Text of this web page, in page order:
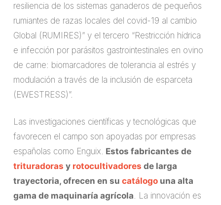
resiliencia de los sistemas ganaderos de pequeños
rumiantes de razas locales del covid-19 al cambio
Global (RUMIRES)” y el tercero “Restricción hídrica
e infección por parásitos gastrointestinales en ovino
de carne: biomarcadores de tolerancia al estrés y
modulación a través de la inclusión de esparceta
(EWESTRESS)”.
Las investigaciones científicas y tecnológicas que
favorecen el campo son apoyadas por empresas
españolas como Enguix. Estos fabricantes de
trituradoras y rotocultivadores de larga
trayectoria, ofrecen en su catálogouna alta
gama de maquinaría agrícola. La innovación es